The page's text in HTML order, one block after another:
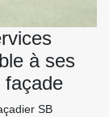
à ses
façade
SB